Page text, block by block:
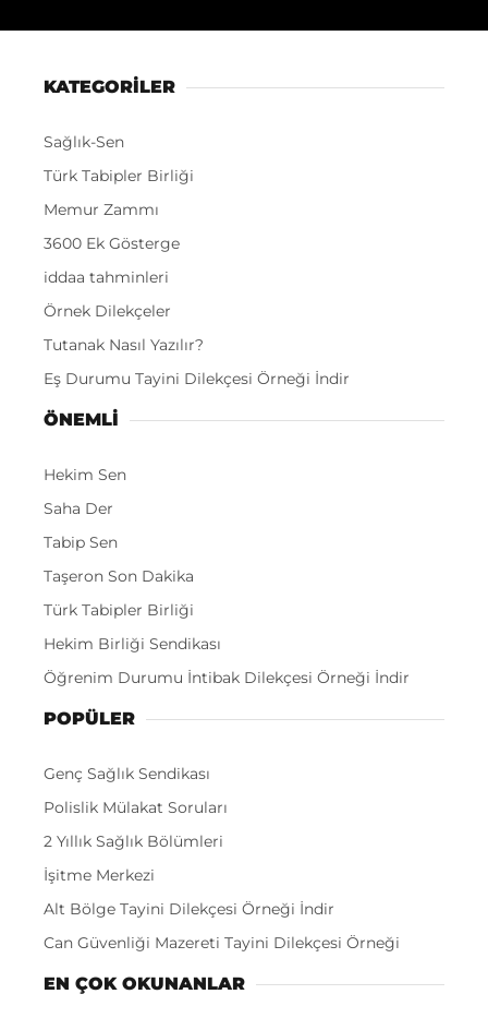
KATEGORİLER
Sağlık-Sen
Türk Tabipler Birliği
Memur Zammı
3600 Ek Gösterge
iddaa tahminleri
Örnek Dilekçeler
Tutanak Nasıl Yazılır?
Eş Durumu Tayini Dilekçesi Örneği İndir
ÖNEMLI
Hekim Sen
Saha Der
Tabip Sen
Taşeron Son Dakika
Türk Tabipler Birliği
Hekim Birliği Sendikası
Öğrenim Durumu İntibak Dilekçesi Örneği İndir
POPÜLER
Genç Sağlık Sendikası
Polislik Mülakat Soruları
2 Yıllık Sağlık Bölümleri
İşitme Merkezi
Alt Bölge Tayini Dilekçesi Örneği İndir
Can Güvenliği Mazereti Tayini Dilekçesi Örneği
EN ÇOK OKUNANLAR